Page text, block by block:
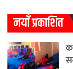
नयाँ प्रकाशित